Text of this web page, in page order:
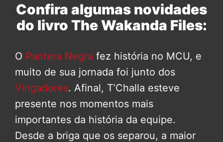
Confira algumas novidades
do livro The Wakanda Files:
O Pantera Negra fez história no MCU, e
muito de sua jornada foi junto dos
Vingadores. Afinal, T’Challa esteve
presente nos momentos mais
importantes da história da equipe.
Desde a briga que os separou, a maior